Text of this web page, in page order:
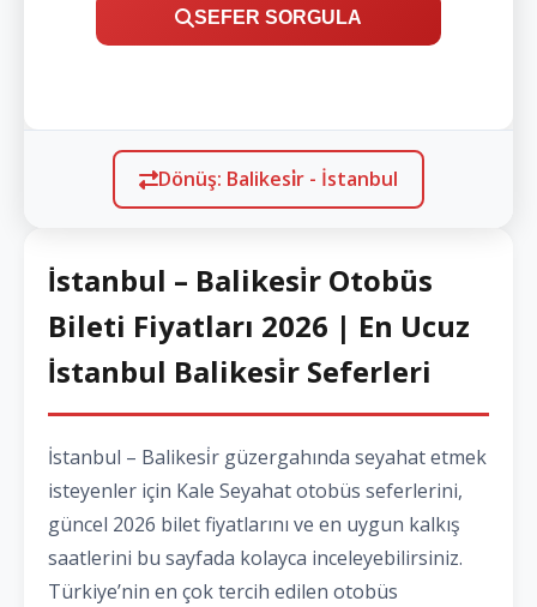
SEFER SORGULA
Dönüş: Balikesi̇r - İstanbul
İstanbul – Balikesi̇r Otobüs
Bileti Fiyatları 2026 | En Ucuz
İstanbul Balikesi̇r Seferleri
İstanbul – Balikesi̇r güzergahında seyahat etmek
isteyenler için Kale Seyahat otobüs seferlerini,
güncel 2026 bilet fiyatlarını ve en uygun kalkış
saatlerini bu sayfada kolayca inceleyebilirsiniz.
Türkiye’nin en çok tercih edilen otobüs